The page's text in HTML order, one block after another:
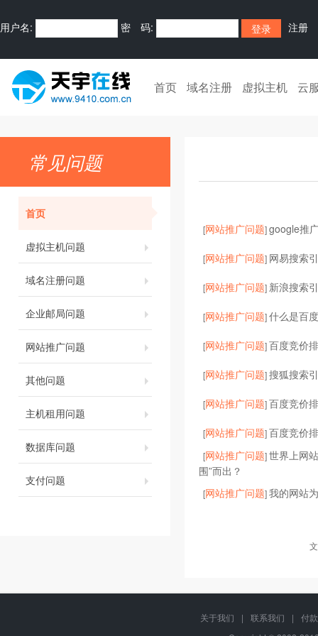
用户名: 密 码: 注册
首页 域名注册 虚拟主机 云
常见问题
首页
虚拟主机问题
域名注册问题
企业邮局问题
网站推广问题
其他问题
主机租用问题
数据库问题
支付问题
[网站推广问题]google推
[网站推广问题] 网易搜索
[网站推广问题] 新浪搜索
[网站推广问题]什么是百
[网站推广问题]百度竞价
[网站推广问题]搜狐搜索
[网站推广问题]百度竞价
[网站推广问题]百度竞价
[网站推广问题]世界上网
围”而出？
[网站推广问题]我的网站
关于我们 | 联系我们 |
付